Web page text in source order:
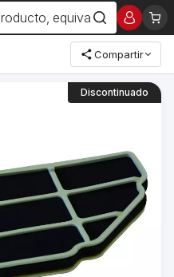
Compartir
Discontinuado